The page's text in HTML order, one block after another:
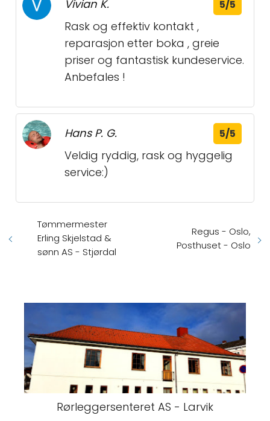
Vivian K. 5/5
Rask og effektiv kontakt ,
reparasjon etter boka , greie
priser og fantastisk kundeservice.
Anbefales !
Hans P. G. 5/5
Veldig ryddig, rask og hyggelig
service:)
Tømmermester
Erling Skjelstad &
sønn AS - Stjørdal
Regus - Oslo,
Posthuset - Oslo
Rørleggersenteret AS - Larvik